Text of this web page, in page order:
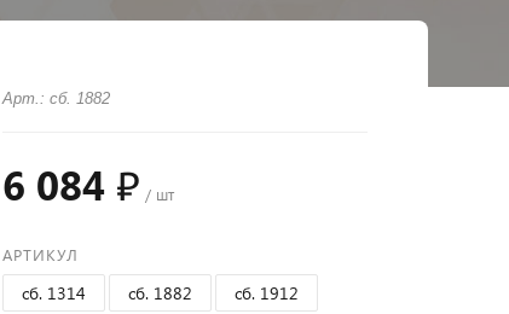
Арт.: сб. 1882
6 084 ₽ / шт
АРТИКУЛ
сб. 1314 сб. 1882
сб. 1912